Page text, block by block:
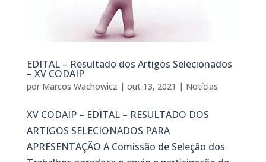
EDITAL – Resultado dos Artigos Selecionados
– XV CODAIP
por Marcos Wachowicz | out 13, 2021 | Notícias
XV CODAIP – EDITAL – RESULTADO DOS
ARTIGOS SELECIONADOS PARA
APRESENTAÇÃO A Comissão de Seleção dos